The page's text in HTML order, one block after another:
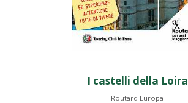
I castelli della Loira
Routard Europa